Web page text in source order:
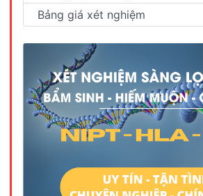
Bảng giá xét nghiệm